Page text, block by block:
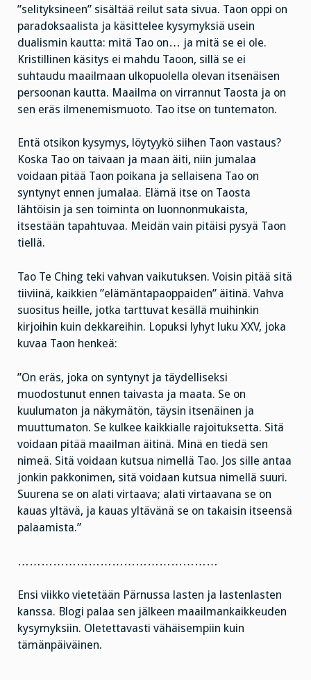
”selityksineen” sisältää reilut sata sivua. Taon oppi on
paradoksaalista ja käsittelee kysymyksiä usein
dualismin kautta: mitä Tao on… ja mitä se ei ole.
Kristillinen käsitys ei mahdu Taoon, sillä se ei
suhtaudu maailmaan ulkopuolella olevan itsenäisen
persoonan kautta. Maailma on virrannut Taosta ja on
sen eräs ilmenemismuoto. Tao itse on tuntematon.
Entä otsikon kysymys, löytyykö siihen Taon vastaus?
Koska Tao on taivaan ja maan äiti, niin jumalaa
voidaan pitää Taon poikana ja sellaisena Tao on
syntynyt ennen jumalaa. Elämä itse on Taosta
lähtöisin ja sen toiminta on luonnonmukaista,
itsestään tapahtuvaa. Meidän vain pitäisi pysyä Taon
tiellä.
Tao Te Ching teki vahvan vaikutuksen. Voisin pitää sitä
tiiviinä, kaikkien ”elämäntapaoppaiden” äitinä. Vahva
suositus heille, jotka tarttuvat kesällä muihinkin
kirjoihin kuin dekkareihin. Lopuksi lyhyt luku XXV, joka
kuvaa Taon henkeä:
”On eräs, joka on syntynyt ja täydelliseksi
muodostunut ennen taivasta ja maata. Se on
kuulumaton ja näkymätön, täysin itsenäinen ja
muuttumaton. Se kulkee kaikkialle rajoituksetta. Sitä
voidaan pitää maailman äitinä. Minä en tiedä sen
nimeä. Sitä voidaan kutsua nimellä Tao. Jos sille antaa
jonkin pakkonimen, sitä voidaan kutsua nimellä suuri.
Suurena se on alati virtaava; alati virtaavana se on
kauas yltävä, ja kauas yltävänä se on takaisin itseensä
palaamista.”
……………………………………………
Ensi viikko vietetään Pärnussa lasten ja lastenlasten
kanssa. Blogi palaa sen jälkeen maailmankaikkeuden
kysymyksiin. Oletettavasti vähäisempiin kuin
tämänpäiväinen.